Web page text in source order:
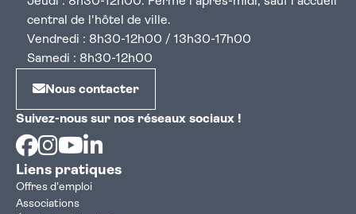
central de l'hôtel de ville.
Vendredi : 8h30-12h00 / 13h30-17h00
Samedi : 8h30-12h00
Nous contacter
Suivez-nous sur nos réseaux sociaux !
Facebook
Instagram
Youtube
Liens pratiques
Offres d'emploi
Associations